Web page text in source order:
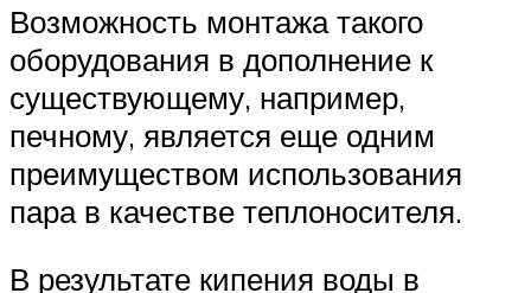
Возможность монтажа такого
оборудования в дополнение к
существующему, например,
печному, является еще одним
преимуществом использования
пара в качестве теплоносителя.
В результате кипения воды в